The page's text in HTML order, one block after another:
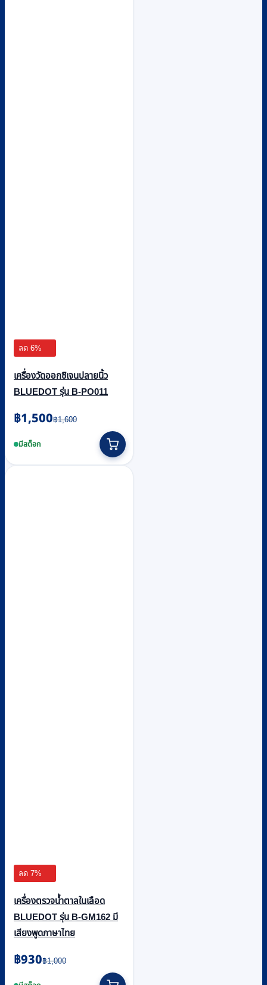
ลด 6%
เครื่องวัดออกซิเจนปลายนิ้ว
BLUEDOT รุ่น B-PO011
฿1,600
Original
price
was:
฿1,500
Current
price
is:มีสต็อก
ลด 7%
เครื่องตรวจน้ำตาลในเลือด
BLUEDOT รุ่น B-GM162 มี
เสียงพูดภาษาไทย
฿1,000
Original
was:
฿930
Current
is: